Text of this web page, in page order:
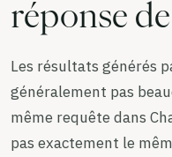
réponse
Les résultats générés
généralement pas
même requête dans
pas exactement le